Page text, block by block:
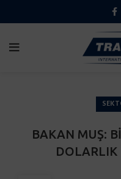
BAKAN MUŞ:
DOLARLIK